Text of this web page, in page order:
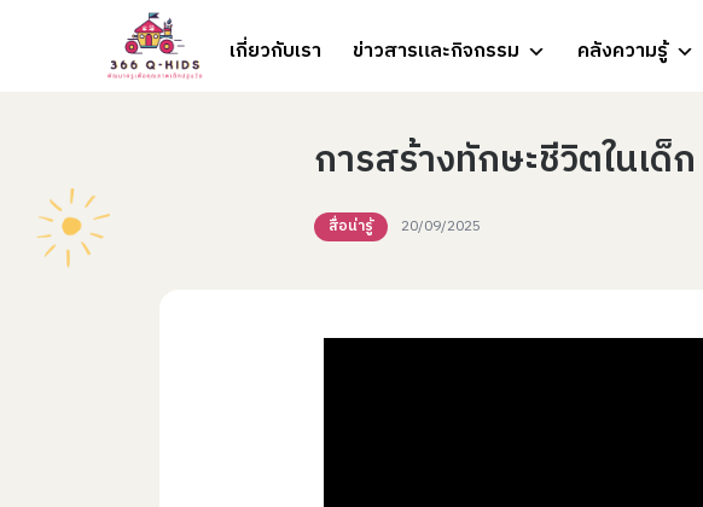
เกี่ยวกับเรา
ข่าวสารและกิจกรรม คลังความรู้
การสร้างทักษะชีวิตในเด็ก
สื่อน่ารู้ 20/09/2025